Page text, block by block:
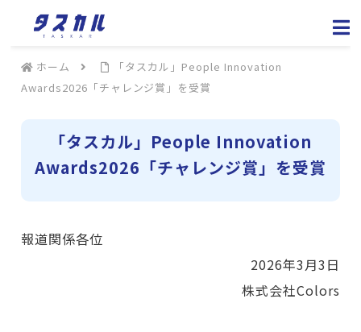
ホーム
「タスカル」People Innovation
Awards2026「チャレンジ賞」を受賞
「タスカル」People Innovation
Awards2026「チャレンジ賞」を受賞
報道関係各位
2026年3月3日
株式会社Colors